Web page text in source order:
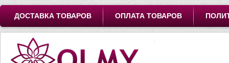
ДОСТАВКА ТОВАРОВ ОПЛАТА ТОВАРОВ